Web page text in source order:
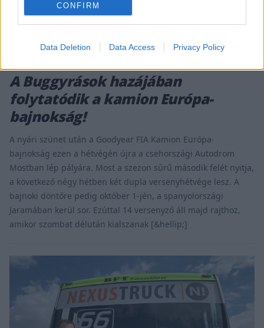
CONFIRM
Data Deletion Data Access Privacy Policy
A Buggyrások hazájában
folytatódik a kamion Európa-
bajnokság!
A nyári szünet után a Goodyear FIA Kamion Európa-
bajnokság ezen a hétvégén újra a csehországi Autodrom
Mostban lép pályára. Most a szezon sűrű második felét nyitja,
a következő négy hétben két dupla versenyhétvége lesz. A
bajnoki döntőre pedig október 1-jén, a spanyolországi
Jaramában kerül sor. Ezúttal 14 versenyző áll majd rajthoz,
amikor szombat délután kialszanak [&hellip;]